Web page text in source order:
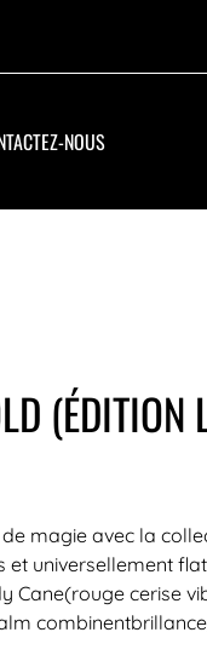
NOUS
(ÉDITION
magie avec la
et universellement
Cane(rouge cerise
combinent